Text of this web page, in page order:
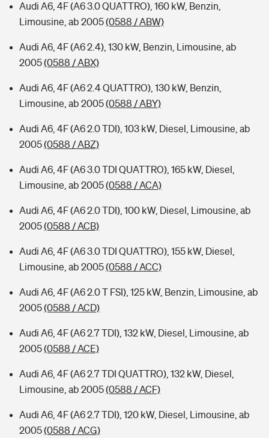
Audi A6, 4F (A6 3.0 QUATTRO), 160 kW, Benzin,
Limousine, ab 2005(0588 / ABW)
Audi A6, 4F (A6 2.4), 130 kW, Benzin, Limousine, ab
2005(0588 / ABX)
Audi A6, 4F (A6 2.4 QUATTRO), 130 kW, Benzin,
Limousine, ab 2005(0588 / ABY)
Audi A6, 4F (A6 2.0 TDI), 103 kW, Diesel, Limousine, ab
2005(0588 / ABZ)
Audi A6, 4F (A6 3.0 TDI QUATTRO), 165 kW, Diesel,
Limousine, ab 2005(0588 / ACA)
Audi A6, 4F (A6 2.0 TDI), 100 kW, Diesel, Limousine, ab
2005(0588 / ACB)
Audi A6, 4F (A6 3.0 TDI QUATTRO), 155 kW, Diesel,
Limousine, ab 2005(0588 / ACC)
Audi A6, 4F (A6 2.0 T FSI), 125 kW, Benzin, Limousine, ab
2005(0588 / ACD)
Audi A6, 4F (A6 2.7 TDI), 132 kW, Diesel, Limousine, ab
2005(0588 / ACE)
Audi A6, 4F (A6 2.7 TDI QUATTRO), 132 kW, Diesel,
Limousine, ab 2005(0588 / ACF)
Audi A6, 4F (A6 2.7 TDI), 120 kW, Diesel, Limousine, ab
2005(0588 / ACG)